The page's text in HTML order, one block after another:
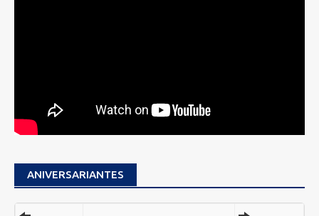
ANIVERSARIANTES